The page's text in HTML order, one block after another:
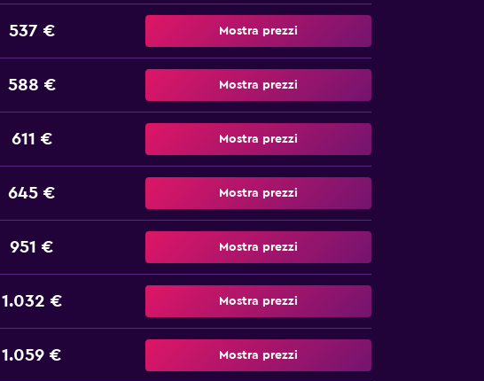
537 € Mostra prezzi
588 € Mostra prezzi
611 € Mostra prezzi
645 € Mostra prezzi
951 € Mostra prezzi
1.032 € Mostra prezzi
1.059 € Mostra prezzi